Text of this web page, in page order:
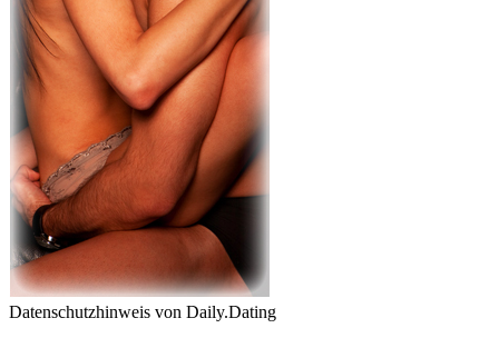
Datenschutzhinweis von Daily.Dating